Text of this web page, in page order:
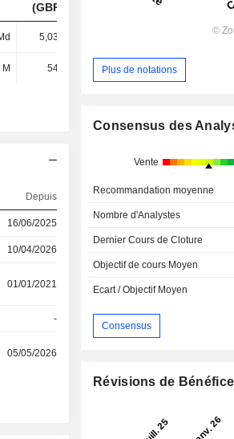
(GBP)
5,03 Md
542 M 616 M
Depuis
16/06/2025
10/04/2026
01/01/2021
-
05/05/2026
Plus de notations
Consensus des
Vente
Recommandation moyenne
Nombre d'Analystes
Dernier Cours de Cloture
Objectif de cours Moyen
Ecart / Objectif Moyen
Consensus
Révisions de